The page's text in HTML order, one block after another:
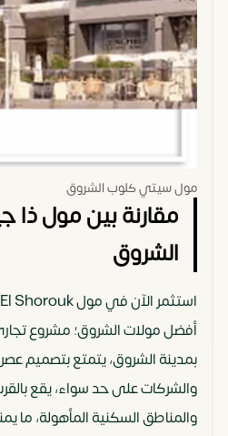
مول سيتي كلوب الشروق
مقارنة بين مول ذا
الشروق
أفضل مولات الشروق؛ مشروع
بمدينة الشروق، يتمتع بتصميم
والشركات على حد سواء، يقع
والمناطق السكنية المأهولة،